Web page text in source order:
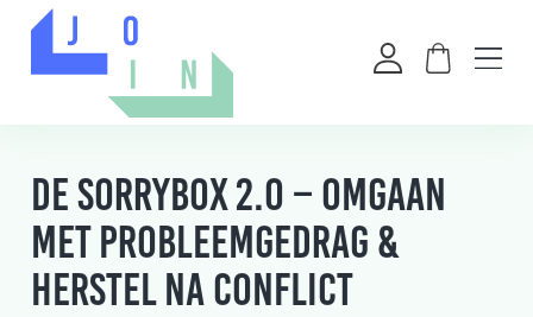
De Sorrybox 2.0 – Omgaan
met probleemgedrag &
herstel na conflict